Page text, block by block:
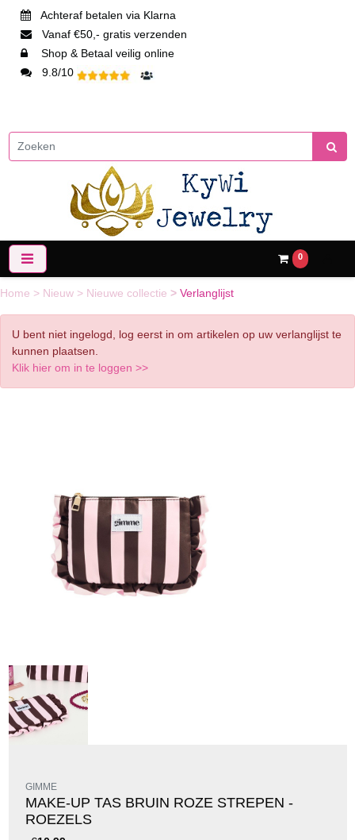
Achteraf betalen via Klarna
Vanaf €50,- gratis verzenden
Shop & Betaal veilig online
9.8/10
0
Home > Nieuw > Nieuwe collectie > Verlanglijst
U bent niet ingelogd, log eerst in om artikelen op uw verlanglijst te
kunnen plaatsen.
Klik hier om in te loggen >>
GIMME
MAKE-UP TAS BRUIN ROZE STREPEN -
ROEZELS